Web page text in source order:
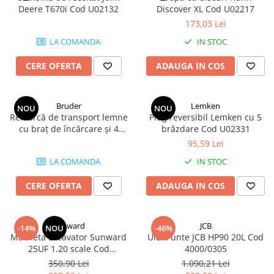
Deere T670i Cod U02132
LA COMANDA
CERE OFERTA
Discover XL Cod U02217
173,03 Lei
IN STOC
ADAUGA IN COS
NOU Bruder
Remorcă de transport lemne
cu braț de încărcare și 4
LA COMANDA
CERE OFERTA
NOU Lemken
Plug reversibil Lemken cu 5
brăzdare Cod U02331
95,59 Lei
IN STOC
ADAUGA IN COS
-14% NOU
Sunward
Macheta Excavator Sunward
25UF 1.20 scale Cod
MATMD25UF
350,90 Lei
-46% JCB
Ulei Punte JCB HP90 20L Cod
4000/0305
1.090,21 Lei